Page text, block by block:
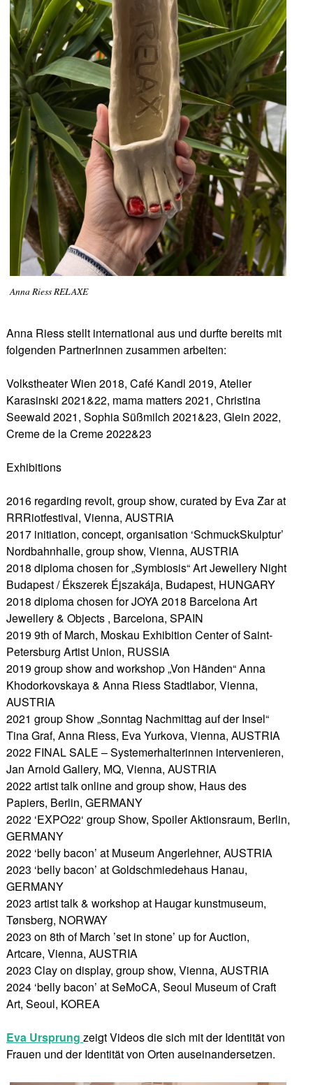
Anna Riess RELAXE
Anna Riess stellt international aus und durfte bereits mit
folgenden PartnerInnen zusammen arbeiten:
Volkstheater Wien 2018, Café Kandl 2019, Atelier
Karasinski 2021&22, mama matters 2021, Christina
Seewald 2021, Sophia Süßmilch 2021&23, Glein 2022,
Creme de la Creme 2022&23
Exhibitions
2016 regarding revolt, group show, curated by Eva Zar at
RRRiotfestival, Vienna, AUSTRIA
2017 initiation, concept, organisation ‘SchmuckSkulptur’
Nordbahnhalle, group show, Vienna, AUSTRIA
2018 diploma chosen for „Symbiosis“ Art Jewellery Night
Budapest / Ékszerek Éjszakája, Budapest, HUNGARY
2018 diploma chosen for JOYA 2018 Barcelona Art
Jewellery & Objects , Barcelona, SPAIN
2019 9th of March, Moskau Exhibition Center of Saint-
Petersburg Artist Union, RUSSIA
2019 group show and workshop „Von Händen“ Anna
Khodorkovskaya & Anna Riess Stadtlabor, Vienna,
AUSTRIA
2021 group Show „Sonntag Nachmittag auf der Insel“
Tina Graf, Anna Riess, Eva Yurkova, Vienna, AUSTRIA
2022 FINAL SALE – Systemerhalterinnen intervenieren,
Jan Arnold Gallery, MQ, Vienna, AUSTRIA
2022 artist talk online and group show, Haus des
Papiers, Berlin, GERMANY
2022 ‘EXPO22‘ group Show, Spoiler Aktionsraum, Berlin,
GERMANY
2022 ‘belly bacon’ at Museum Angerlehner, AUSTRIA
2023 ‘belly bacon’ at Goldschmiedehaus Hanau,
GERMANY
2023 artist talk & workshop at Haugar kunstmuseum,
Tønsberg, NORWAY
2023 on 8th of March ’set in stone’ up for Auction,
Artcare, Vienna, AUSTRIA
2023 Clay on display, group show, Vienna, AUSTRIA
2024 ‘belly bacon’ at SeMoCA, Seoul Museum of Craft
Art, Seoul, KOREA
Eva Ursprung zeigt Videos die sich mit der Identität von
Frauen und der Identität von Orten auseinandersetzen.